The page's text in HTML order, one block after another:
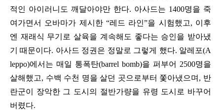
적인 아이러니도 깨달아야만 한다. 아사드는 1400명을 죽
여가면서 오바마가 제시한 “레드 라인”을 시험했고, 이후
엔 재래식 무기로 살육을 계속해도 좋다는 승인을 받아냈
기 때문이다. 아사드 정권은 정말로 그렇게 했다. 알레포(A
leppo)에서는 매일 통폭탄(barrel bomb)을 퍼부어 2500명을
살해했고, 수백 수천 명을 살던 곳으로부터 쫓아냈으며 , 반
란군이 장악한 그 도시의 절반가량을 유령 도시로 바꾸어
버렸다.